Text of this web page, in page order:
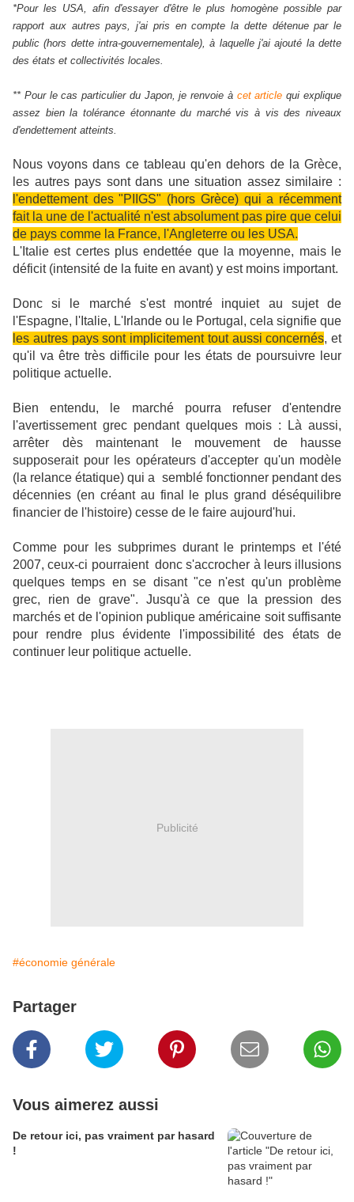
*Pour les USA, afin d'essayer d'être le plus homogène possible par
rapport aux autres pays, j'ai pris en compte la dette détenue par le
public (hors dette intra-gouvernementale), à laquelle j'ai ajouté la dette
des états et collectivités locales.
** Pour le cas particulier du Japon, je renvoie à cet article qui explique
assez bien la tolérance étonnante du marché vis à vis des niveaux
d'endettement atteints.
Nous voyons dans ce tableau qu'en dehors de la Grèce,
les autres pays sont dans une situation assez similaire :
l'endettement des "PIIGS" (hors Grèce) qui a récemment
fait la une de l'actualité n'est absolument pas pire que celui
de pays comme la France, l'Angleterre ou les USA.
L'Italie est certes plus endettée que la moyenne, mais le
déficit (intensité de la fuite en avant) y est moins important.
Donc si le marché s'est montré inquiet au sujet de
l'Espagne, l'Italie, L'Irlande ou le Portugal, cela signifie que
les autres pays sont implicitement tout aussi concernés, et
qu'il va être très difficile pour les états de poursuivre leur
politique actuelle.
Bien entendu, le marché pourra refuser d'entendre
l'avertissement grec pendant quelques mois : Là aussi,
arrêter dès maintenant le mouvement de hausse
supposerait pour les opérateurs d'accepter qu'un modèle
(la relance étatique) qui a semblé fonctionner pendant des
décennies (en créant au final le plus grand déséquilibre
financier de l'histoire) cesse de le faire aujourd'hui.
Comme pour les subprimes durant le printemps et l'été
2007, ceux-ci pourraient donc s'accrocher à leurs illusions
quelques temps en se disant "ce n'est qu'un problème
grec, rien de grave".
Jusqu'à ce que la pression des
marchés et de l'opinion publique américaine soit suffisante
pour rendre plus évidente l'impossibilité des états de
continuer leur politique actuelle.
Publicité
#économie générale
Partager
Vous aimerez aussi
De retour ici, pas vraiment par hasard
!